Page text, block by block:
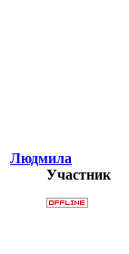
Людмила
Участник